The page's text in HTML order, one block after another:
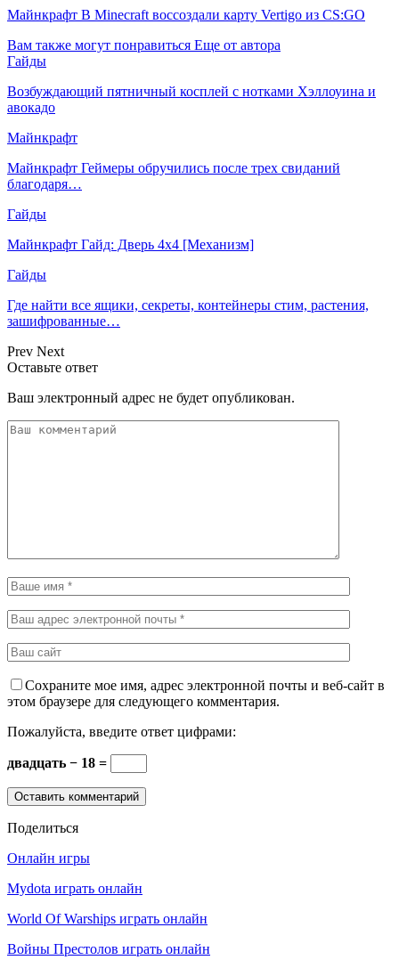
Майнкрафт В Minecraft воссоздали карту Vertigo из CS:GO
Вам также могут понравиться Еще от автора
Гайды
Возбуждающий пятничный косплей с нотками Хэллоуина и
авокадо
Майнкрафт
Майнкрафт Геймеры обручились после трех свиданий
благодаря…
Гайды
Майнкрафт Гайд: Дверь 4х4 [Механизм]
Гайды
Где найти все ящики, секреты, контейнеры стим, растения,
зашифрованные…
Prev Next
Оставьте ответ
Ваш электронный адрес не будет опубликован.
Сохраните мое имя, адрес электронной почты и веб-сайт в
этом браузере для следующего комментария.
Пожалуйста, введите ответ цифрами:
двадцать − 18 =
Поделиться
Онлайн игры
Mydota играть онлайн
World Of Warships играть онлайн
Войны Престолов играть онлайн